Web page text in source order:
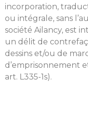
incorporation,
ou intégrale, sans
société Ailancy, est
un délit de
dessins et/ou de
d’emprisonnement
art. L335-1s).